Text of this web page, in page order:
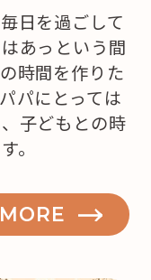
日を過ごして
あっという間
時間を作りた
パにとっては
子どもとの時
。